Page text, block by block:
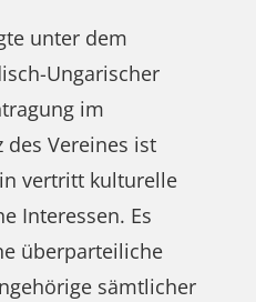
unter dem
Ungarischer
im
des Vereines ist
vertritt kulturelle
Interessen. Es
überparteiliche
sämtlicher